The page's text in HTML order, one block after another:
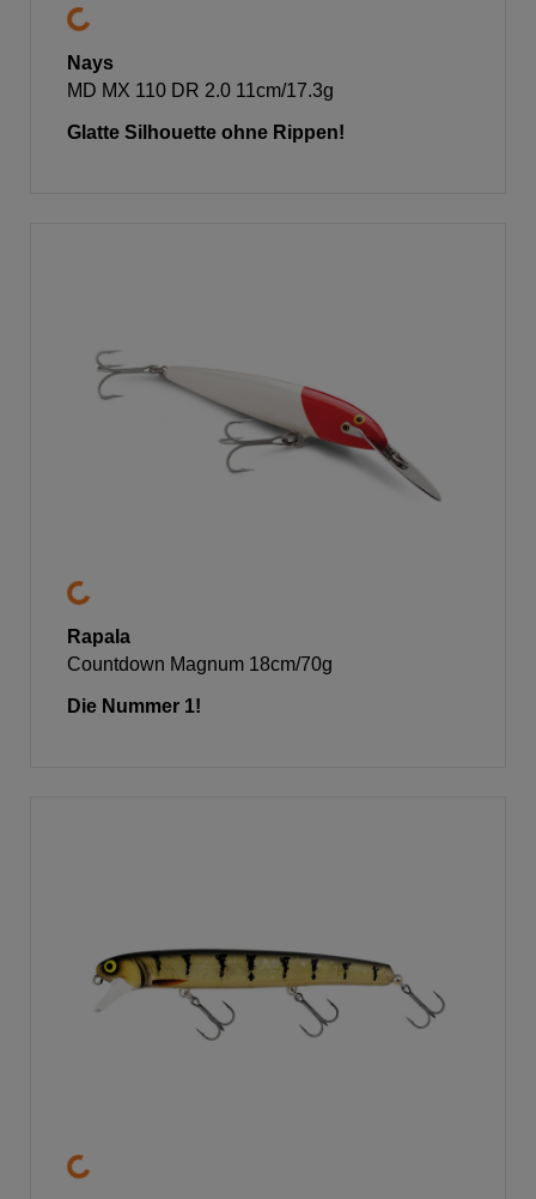
Nays
MD MX 110 DR 2.0 11cm/17.3g
Glatte Silhouette ohne Rippen!
Rapala
Countdown Magnum 18cm/70g
Die Nummer 1!